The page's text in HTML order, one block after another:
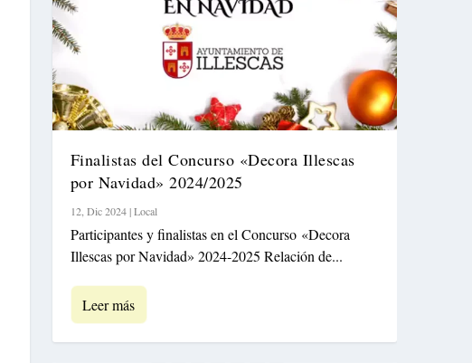
Finalistas del Concurso «Decora Illescas
por Navidad» 2024/2025
12, Dic 2024|Local
Participantes y finalistas en el Concurso «Decora
Illescas por Navidad» 2024-2025 Relación de...
Leer más